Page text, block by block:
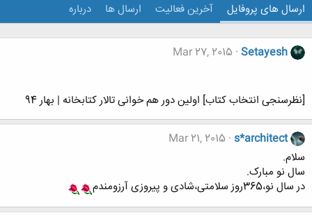
ارسال های پروفایل آخرین فعالیت ارسال ها درباره
Setayesh
Mar 27, 2015
[نظرسنجی انتخاب کتاب] اولین دور هم خوانی تالار کتابخانه | بهار 94
s*architect
Mar 21, 2015
سلام.
سال نو مبارک.
در سال نو،365روز سلامتی،شادی و پیروزی آرزومندم